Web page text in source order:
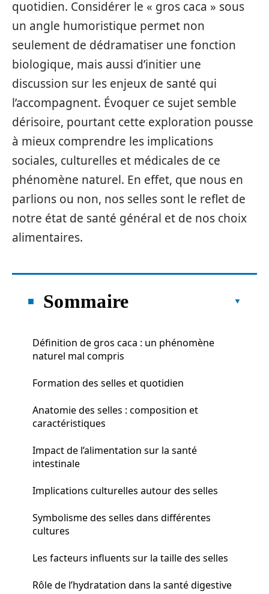
quotidien. Considérer le « gros caca » sous
un angle humoristique permet non
seulement de dédramatiser une fonction
biologique, mais aussi d’initier une
discussion sur les enjeux de santé qui
l’accompagnent. Évoquer ce sujet semble
dérisoire, pourtant cette exploration pousse
à mieux comprendre les implications
sociales, culturelles et médicales de ce
phénomène naturel. En effet, que nous en
parlions ou non, nos selles sont le reflet de
notre état de santé général et de nos choix
alimentaires.
Sommaire
Définition de gros caca : un phénomène
naturel mal compris
Formation des selles et quotidien
Anatomie des selles : composition et
caractéristiques
Impact de l’alimentation sur la santé
intestinale
Implications culturelles autour des selles
Symbolisme des selles dans différentes
cultures
Les facteurs influents sur la taille des selles
Rôle de l’hydratation dans la santé digestive